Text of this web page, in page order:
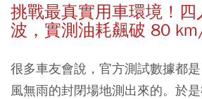
挑戰最真實用車環境！四
波，實測油耗飆破 80
很多車友會說，官方測試數據都
風無雨的封閉場地測出來的。於